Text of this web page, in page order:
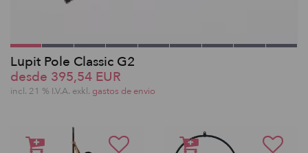
Lupit Pole Classic G2
desde 395,54 EUR
incl. 21 % I.V.A. exkl. gastos de envio